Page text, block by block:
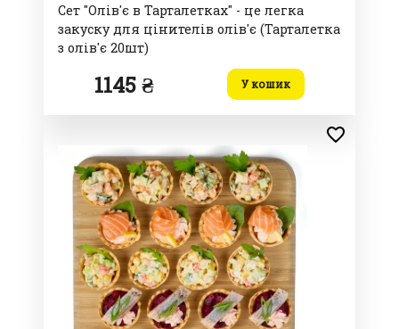
Сет "Олів'є в Тарталетках" - це легка
закуску для цінителів олів'є (Тарталетка
з олів'є 20шт)
1145 ₴ У кошик